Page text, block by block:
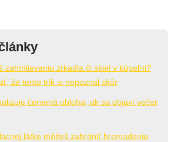
zahmlievaniu zrkadla či skiel v kúpeľni?
že tento trik si nepoznal skôr
červená obloha, ak sa objaví večer
látke môžeš zabrániť hromadeniu